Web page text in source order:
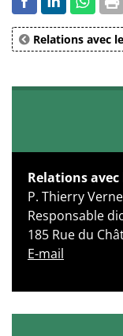
Relations avec
Relations avec
P. Thierry
Responsable
185 Rue du
E-mail